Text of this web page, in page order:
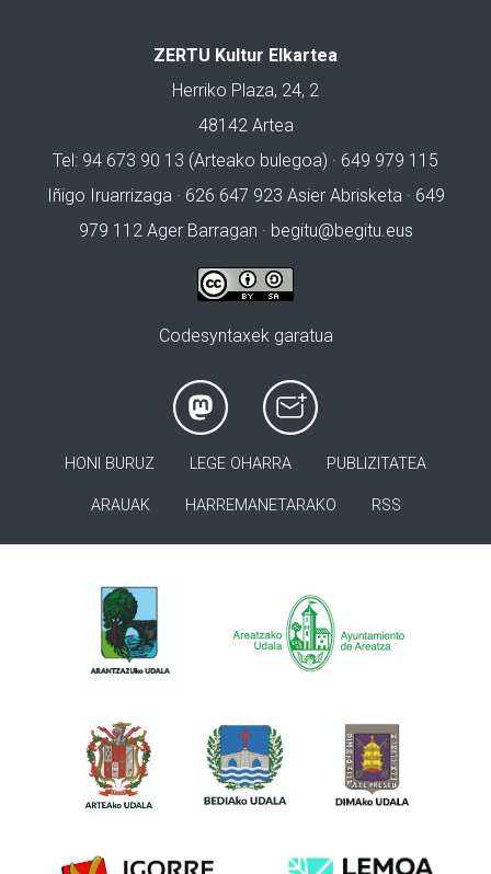
ZERTU Kultur Elkartea
Herriko Plaza, 24, 2
48142 Artea
Tel: 94 673 90 13 (Arteako bulegoa) · 649 979 115
Iñigo Iruarrizaga · 626 647 923 Asier Abrisketa · 649
979 112 Ager Barragan · begitu@begitu.eus
Codesyntaxek garatua
HONI BURUZ LEGE OHARRA PUBLIZITATEA
ARAUAK HARREMANETARAKO RSS